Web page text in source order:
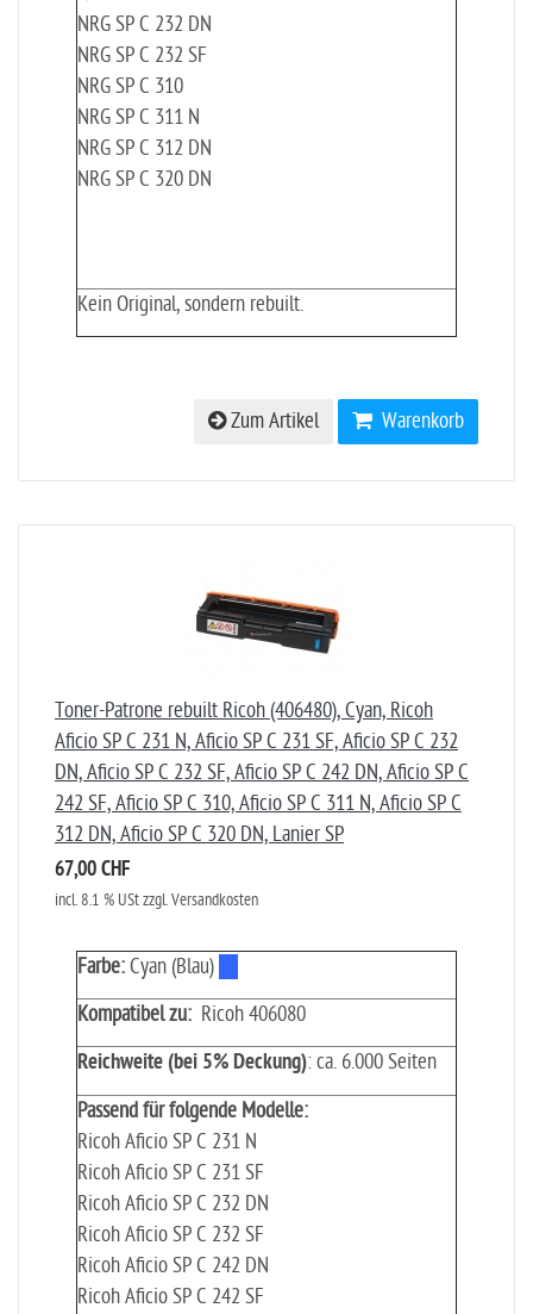
NRG SP C 232 DN
NRG SP C 232 SF
NRG SP C 310
NRG SP C 311 N
NRG SP C 312 DN
NRG SP C 320 DN
Kein Original, sondern rebuilt.
Warenkorb
Zum Artikel
Toner-Patrone rebuilt Ricoh (406480), Cyan, Ricoh
Aficio SP C 231 N, Aficio SP C 231 SF, Aficio SP C 232
DN, Aficio SP C 232 SF, Aficio SP C 242 DN, Aficio SP C
242 SF, Aficio SP C 310, Aficio SP C 311 N, Aficio SP C
312 DN, Aficio SP C 320 DN, Lanier SP
67,00 CHF
incl. 8.1 % USt zzgl. Versandkosten
Farbe:Cyan (Blau)
Kompatibel zu: Ricoh 406080
Reichweite (bei 5% Deckung): ca. 6.000 Seiten
Passend für folgende Modelle:
Ricoh Aficio SP C 231 N
Ricoh Aficio SP C 231 SF
Ricoh Aficio SP C 232 DN
Ricoh Aficio SP C 232 SF
Ricoh Aficio SP C 242 DN
Ricoh Aficio SP C 242 SF